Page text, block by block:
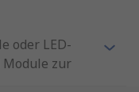
oder LED-
zur